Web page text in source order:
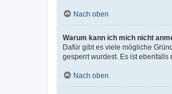
Nach oben
Warum kann ich mich nicht
Dafür gibt es viele mögliche
gesperrt wurdest. Es ist
Nach oben